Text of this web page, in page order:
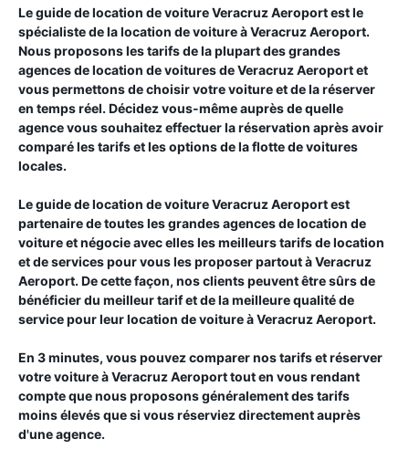
Le guide de location de voitureVeracruz Aeroportest le
spécialiste de la location de voiture àVeracruz Aeroport.
Nous proposons les tarifs de la plupart des grandes
agences de location de voitures deVeracruz Aeroportet
vous permettons de choisir votre voiture et de la réserver
en temps réel. Décidez vous-même auprès de quelle
agence vous souhaitez effectuer la réservation après avoir
comparé les tarifs et les options de la flotte de voitures
locales.
Le guide de location de voitureVeracruz Aeroportest
partenaire de toutes les grandes agences de location de
voiture et négocie avec elles les meilleurs tarifs de location
et de services pour vous les proposer partout àVeracruz
Aeroport. De cette façon, nos clients peuvent être sûrs de
bénéficier du meilleur tarif et de la meilleure qualité de
service pour leur location de voiture àVeracruz Aeroport.
En 3 minutes, vous pouvez comparer nos tarifs et réserver
votre voiture àVeracruz Aeroporttout en vous rendant
compte que nous proposons généralement des tarifs
moins élevés que si vous réserviez directement auprès
d'une agence.